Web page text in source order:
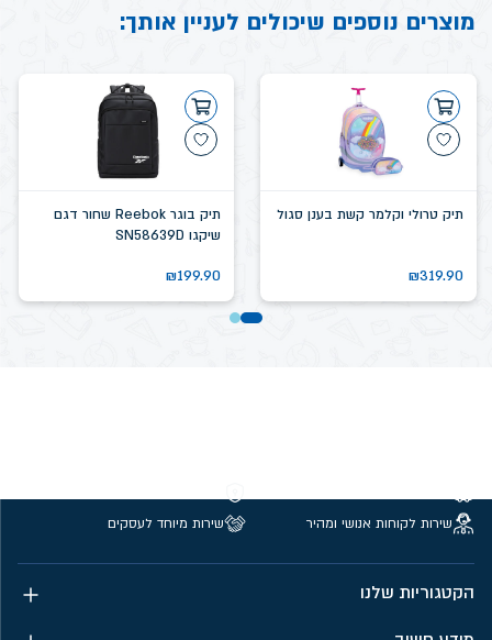
מוצרים נוספים שיכולים לעניין אותך:
תיק טרולי וקלמר קשת בענן סגול
₪319.90
תיק בוגר Reebok שחור דגם
שיקגו SN58639D
₪199.90
שירות לקוחות אנושי ומהיר
שירות מיוחד לעסקים
הקטגוריות שלנו